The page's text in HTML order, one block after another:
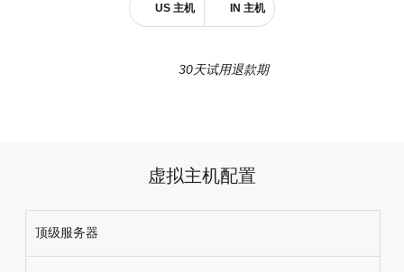
US 主机 IN 主机
30天试用退款期
虚拟主机配置
顶级服务器